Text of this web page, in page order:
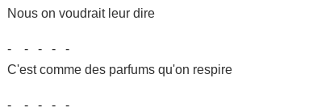
Nous on voudrait leur dire
- - - - -
C'est comme des parfums qu'on respire
- - - - -